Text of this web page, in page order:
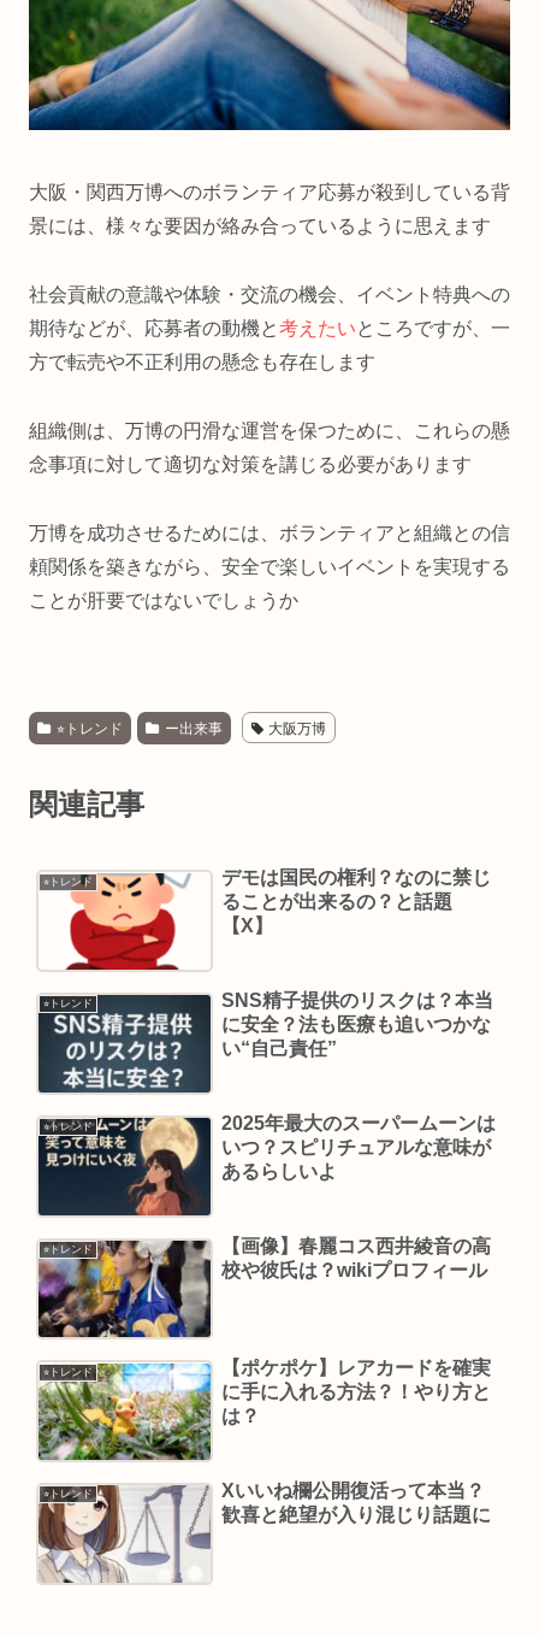
大阪・関西万博へのボランティア応募が殺到している背
景には、様々な要因が絡み合っているように思えます
社会貢献の意識や体験・交流の機会、イベント特典への
期待などが、応募者の動機と考えたいところですが、一
方で転売や不正利用の懸念も存在します
組織側は、万博の円滑な運営を保つために、これらの懸
念事項に対して適切な対策を講じる必要があります
万博を成功させるためには、ボランティアと組織との信
頼関係を築きながら、安全で楽しいイベントを実現する
ことが肝要ではないでしょうか
⭐︎トレンド ー出来事 大阪万博
関連記事
⭐︎トレンド
デモは国民の権利？なのに禁じ
ることが出来るの？と話題
【X】
⭐︎トレンド
SNS精子提供のリスクは？本当
に安全？法も医療も追いつかな
い“自己責任”
⭐︎トレンド
2025年最大のスーパームーンは
いつ？スピリチュアルな意味が
あるらしいよ
⭐︎トレンド
【画像】春麗コス西井綾音の高
校や彼氏は？wikiプロフィール
⭐︎トレンド
【ポケポケ】レアカードを確実
に手に入れる方法？！やり方と
は？
⭐︎トレンド
Xいいね欄公開復活って本当？
歓喜と絶望が入り混じり話題に